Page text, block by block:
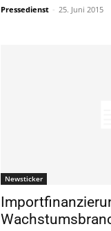
Pressedienst - 25. Juni 2015
Newsticker